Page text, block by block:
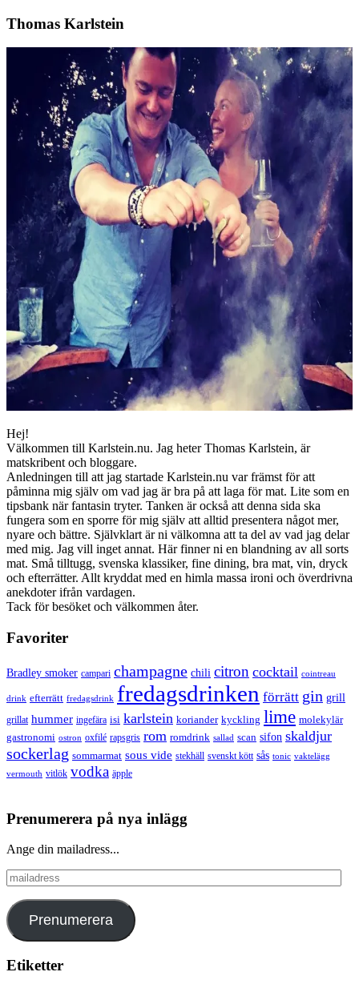
Thomas Karlstein
Hej!
Välkommen till Karlstein.nu. Jag heter Thomas Karlstein, är
matskribent och bloggare.
Anledningen till att jag startade Karlstein.nu var främst för att
påminna mig själv om vad jag är bra på att laga för mat. Lite som en
tipsbank när fantasin tryter. Tanken är också att denna sida ska
fungera som en sporre för mig själv att alltid presentera något mer,
nyare och bättre. Självklart är ni välkomna att ta del av vad jag delar
med mig. Jag vill inget annat. Här finner ni en blandning av all sorts
mat. Små tilltugg, svenska klassiker, fine dining, bra mat, vin, dryck
och efterrätter. Allt kryddat med en himla massa ironi och överdrivna
anekdoter ifrån vardagen.
Tack för besöket och välkommen åter.
Favoriter
Bradley smoker campari champagne chili citron cocktail cointreau
drink efterrätt fredagsdrink fredagsdrinken förrätt gin grill
grillat hummer ingefära isi karlstein koriander kyckling lime molekylär
gastronomi ostron oxfilé rapsgris rom romdrink sallad scan sifon skaldjur
sockerlag sommarmat sous vide stekhäll svenskt kött sås tonic vaktelägg
vermouth vitlök vodka äpple
Prenumerera på nya inlägg
Ange din mailadress...
mailadress
Prenumerera
Etiketter